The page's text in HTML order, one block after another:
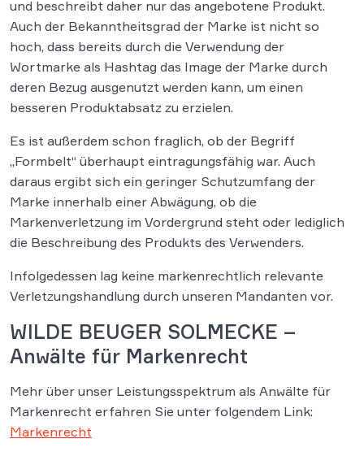
und beschreibt daher nur das angebotene Produkt.
Auch der Bekanntheitsgrad der Marke ist nicht so
hoch, dass bereits durch die Verwendung der
Wortmarke als Hashtag das Image der Marke durch
deren Bezug ausgenutzt werden kann, um einen
besseren Produktabsatz zu erzielen.
Es ist außerdem schon fraglich, ob der Begriff
„Formbelt“ überhaupt eintragungsfähig war. Auch
daraus ergibt sich ein geringer Schutzumfang der
Marke innerhalb einer Abwägung, ob die
Markenverletzung im Vordergrund steht oder lediglich
die Beschreibung des Produkts des Verwenders.
Infolgedessen lag keine markenrechtlich relevante
Verletzungshandlung durch unseren Mandanten vor.
WILDE BEUGER SOLMECKE –
Anwälte für Markenrecht
Mehr über unser Leistungsspektrum als Anwälte für
Markenrecht erfahren Sie unter folgendem Link:
Markenrecht